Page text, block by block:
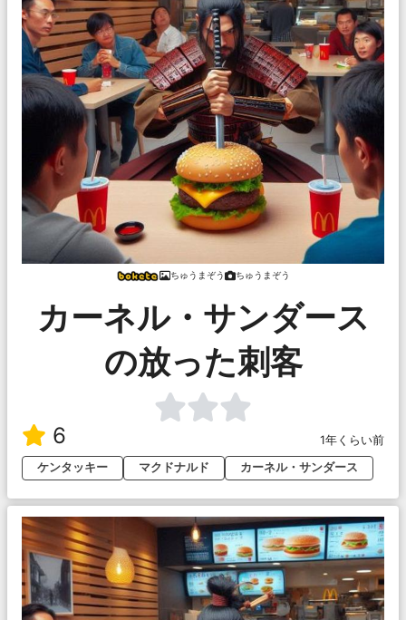
ちゅうまぞう ちゅうまぞう
カーネル・サンダース
の放った刺客
6
1年くらい前
ケンタッキー
マクドナルド カーネル・サンダース